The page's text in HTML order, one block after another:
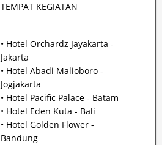
TEMPAT KEGIATAN
• Hotel Orchardz Jayakarta -
Jakarta
• Hotel Abadi Malioboro -
Jogjakarta
• Hotel Pacific Palace - Batam
• Hotel Eden Kuta - Bali
• Hotel Golden Flower -
Bandung